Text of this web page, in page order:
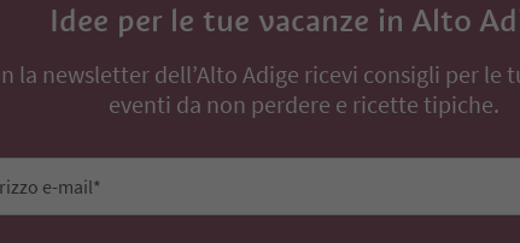
Idee per le tue vacanze in Alto
la newsletter dell’Alto Adige ricevi consigli per le
eventi da non perdere e ricette tipiche.
e-mail*